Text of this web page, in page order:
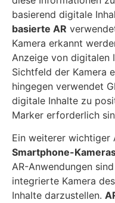
basierend digitale
basierte AR
Kamera erkannt
Anzeige von digitalen
Sichtfeld der Kamera
hingegen verwendet
digitale Inhalte zu
Marker erforderlich
Ein weiterer wichtiger
Smartphone-
AR-Anwendungen
integrierte Kamera
Inhalte darzustellen.